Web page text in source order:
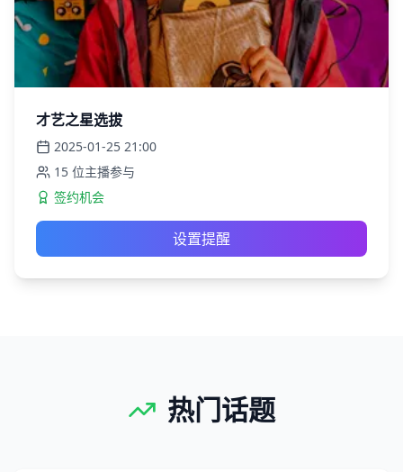
才艺之星选拔
2025-01-25 21:00
15 位主播参与
签约机会
设置提醒
热门话题